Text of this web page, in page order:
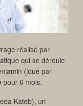
réalisé par
qui se déroule
(joué par
pour 6 mois.
Kateb), un